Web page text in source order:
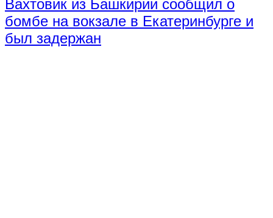
Вахтовик из Башкирии сообщил о
бомбе на вокзале в Екатеринбурге и
был задержан